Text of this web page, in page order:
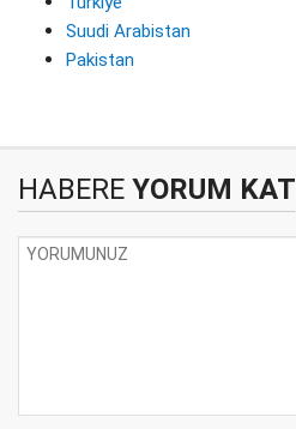
Suudi Arabistan
Pakistan
HABERE YORUM KAT